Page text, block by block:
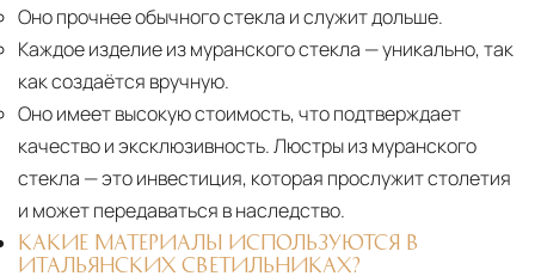
Оно прочнее обычного стекла и служит дольше.
Каждое изделие из муранского стекла — уникально, так
как создаётся вручную.
Оно имеет высокую стоимость, что подтверждает
качество и эксклюзивность. Люстры из муранского
стекла — это инвестиция, которая прослужит столетия
и может передаваться в наследство.
КАКИЕ МАТЕРИАЛЫ ИСПОЛЬЗУЮТСЯ В
ИТАЛЬЯНСКИХ СВЕТИЛЬНИКАХ?